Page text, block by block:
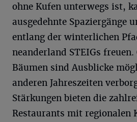
ohne Kufen unterwegs ist,
ausgedehnte Spaziergänge
entlang der winterlichen
neanderland STEIGs
Bäumen sind Ausblicke
anderen Jahreszeiten
Stärkungen bieten die
Restaurants mit regionalen